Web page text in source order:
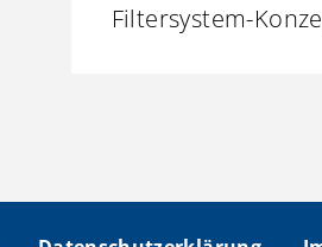
Filtersystem-